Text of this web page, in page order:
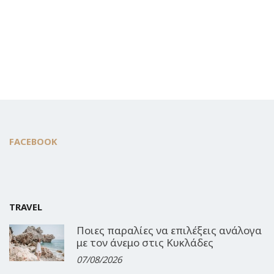
FACEBOOK
TRAVEL
Ποιες παραλίες να επιλέξεις ανάλογα
με τον άνεμο στις Κυκλάδες
07/08/2026